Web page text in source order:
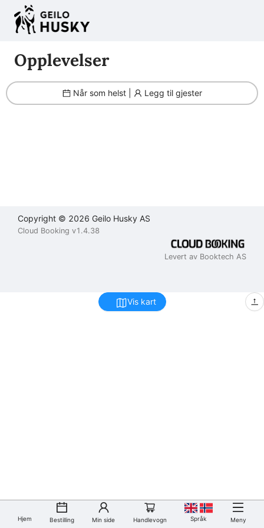
Opplevelser
Når som helst | Legg til gjester
Copyright © 2026 Geilo Husky AS
Cloud Booking v1.4.38
Levert av Booktech AS
Hjem Bestilling Min side Handlevogn Språk Meny
Vis kart
Filter
Brukeravtale
Personvernerklæring
Kontakt
oss
Send